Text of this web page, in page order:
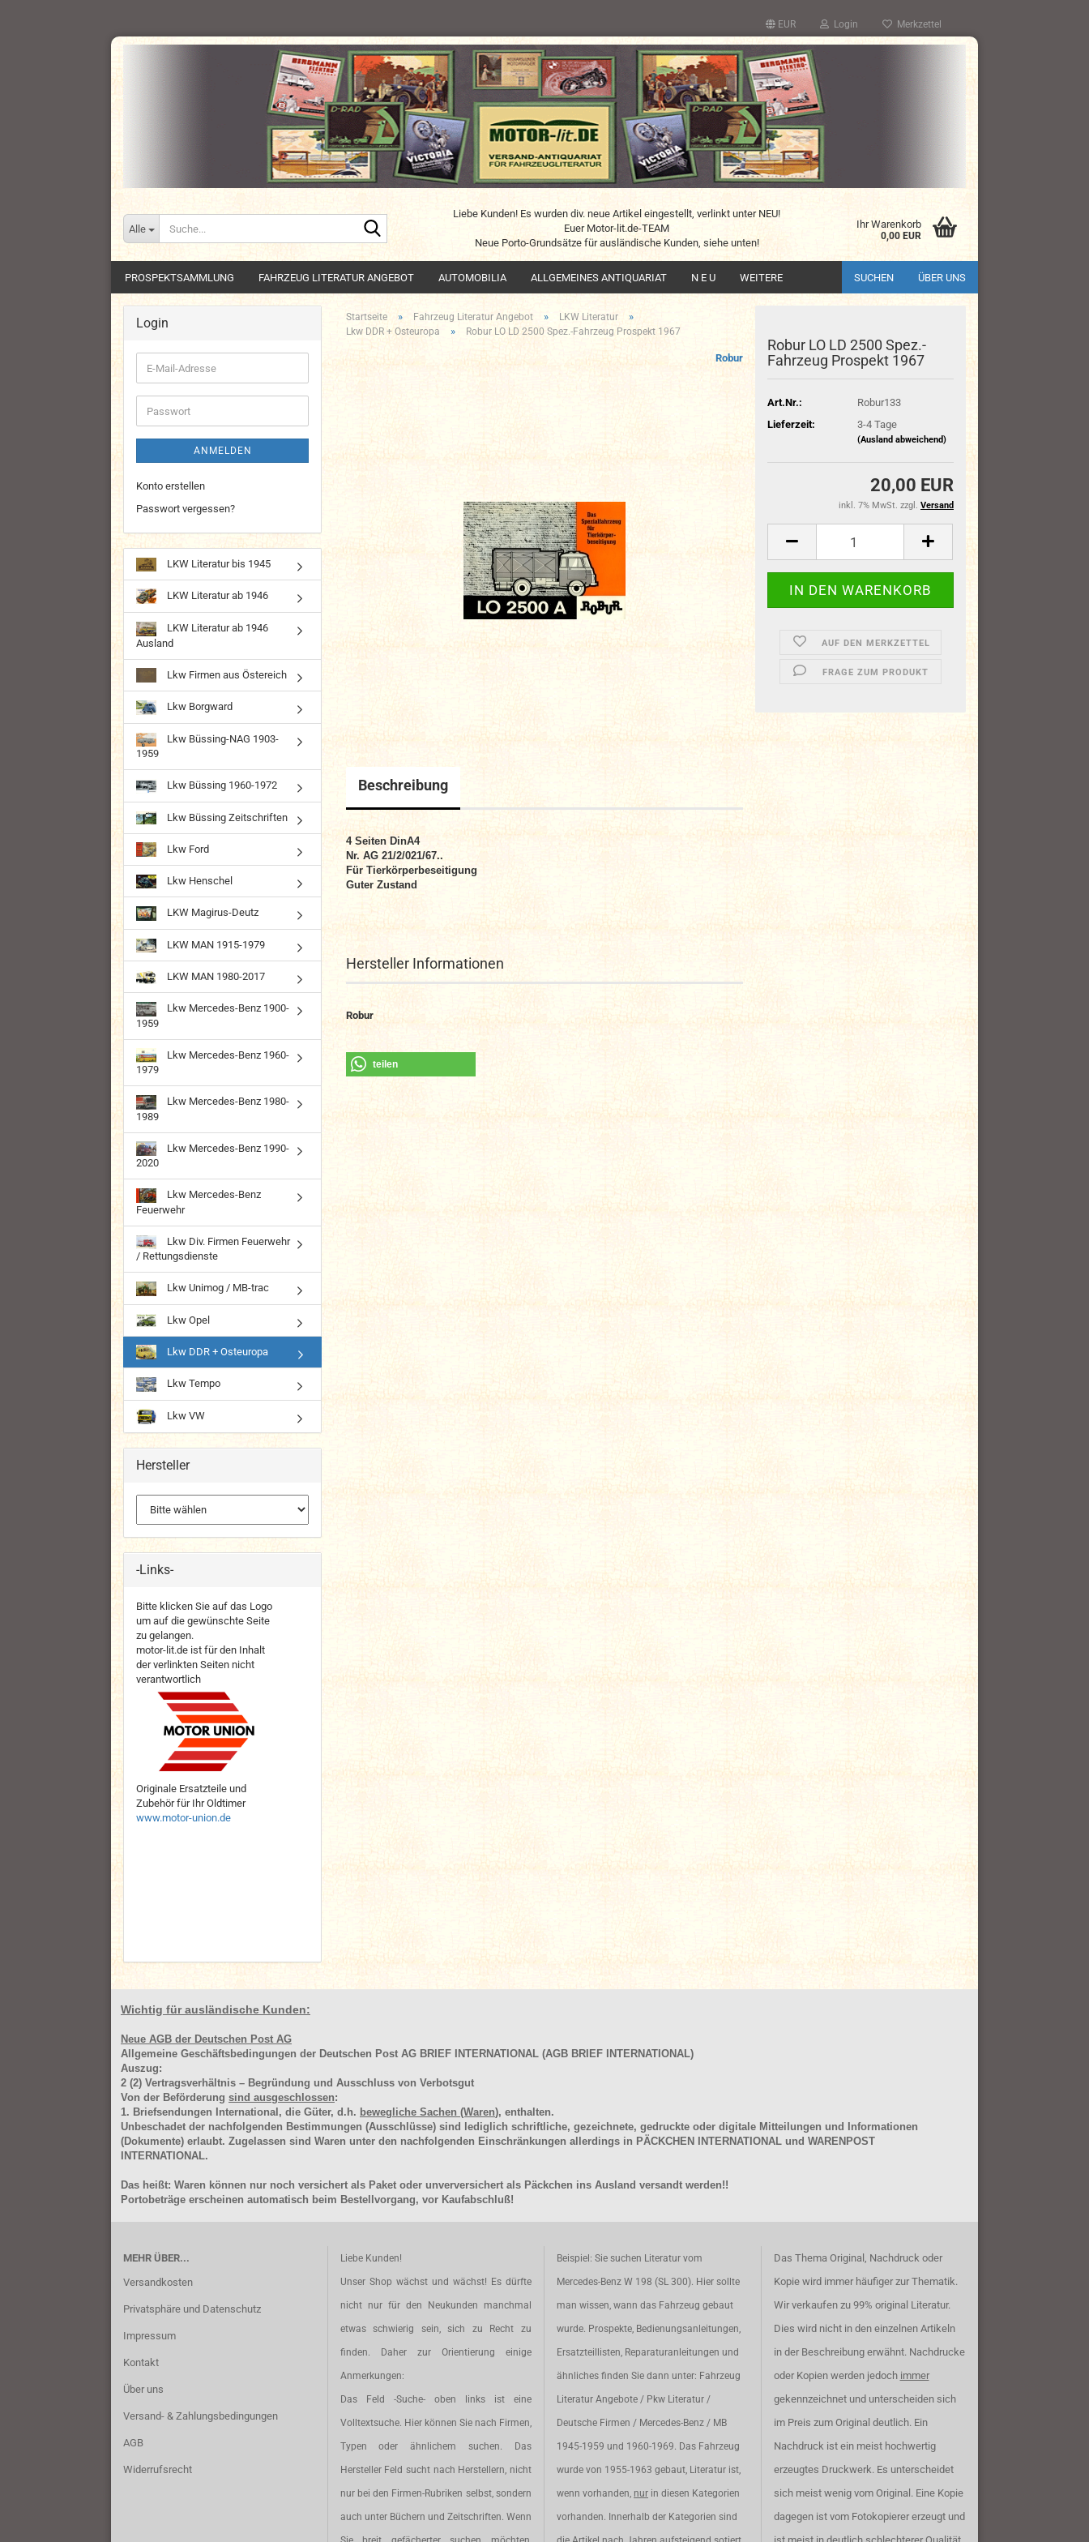
EUR Login Merkzettel
Alle
Liebe Kunden! Es wurden div. neue Artikel eingestellt, verlinkt unter NEU!
Euer Motor-lit.de-TEAM
Neue Porto-Grundsätze für ausländische Kunden, siehe unten!
Ihr Warenkorb
0,00 EUR
PROSPEKTSAMMLUNG FAHRZEUG LITERATUR ANGEBOT AUTOMOBILIA ALLGEMEINES ANTIQUARIAT N E U SUCHEN ÜBER UNS
WEITERE
Startseite » Fahrzeug Literatur Angebot » LKW Literatur »
Lkw DDR + Osteuropa » Robur LO LD 2500 Spez.-Fahrzeug Prospekt 1967
Robur
Robur LO LD 2500 Spez.-
Fahrzeug Prospekt 1967
Art.Nr.:
Robur133
Lieferzeit:
3-4 Tage
(Ausland abweichend)
20,00 EUR
inkl. 7% MwSt. zzgl. Versand
AUF DEN MERKZETTEL
FRAGE ZUM PRODUKT
Beschreibung
4 Seiten DinA4
Nr. AG 21/2/021/67..
Für Tierkörperbeseitigung
Guter Zustand
Hersteller Informationen
Robur
teilen
Login
E-
Mail-
Adresse
Passwort
ANMELDEN
Konto erstellen
Passwort vergessen?
LKW Literatur bis 1945
LKW Literatur ab 1946
LKW Literatur ab 1946
Ausland
Lkw Firmen aus Östereich
Lkw Borgward
Lkw Büssing-NAG 1903-
1959
Lkw Büssing 1960-1972
Lkw Büssing Zeitschriften
Lkw Ford
Lkw Henschel
LKW Magirus-Deutz
LKW MAN 1915-1979
LKW MAN 1980-2017
Lkw Mercedes-Benz 1900-
1959
Lkw Mercedes-Benz 1960-
1979
Lkw Mercedes-Benz 1980-
1989
Lkw Mercedes-Benz 1990-
2020
Lkw Mercedes-Benz
Feuerwehr
Lkw Div. Firmen Feuerwehr
/ Rettungsdienste
Lkw Unimog / MB-trac
Lkw Opel
Lkw DDR + Osteuropa
Lkw Tempo
Lkw VW
Hersteller
-Links-
Bitte klicken Sie auf das Logo
um auf die gewünschte Seite
zu gelangen.
motor-lit.de ist für den Inhalt
der verlinkten Seiten nicht
verantwortlich
Originale Ersatzteile und
Zubehör für Ihr Oldtimer
www.motor-union.de
Wichtig für ausländische Kunden:
Neue AGB der Deutschen Post AG
Allgemeine Geschäftsbedingungen der Deutschen Post AG BRIEF INTERNATIONAL (AGB BRIEF INTERNATIONAL)
Auszug:
2 (2) Vertragsverhältnis – Begründung und Ausschluss von Verbotsgut
Von der Beförderung sind ausgeschlossen:
1. Briefsendungen International, die Güter, d.h. bewegliche Sachen (Waren), enthalten.
Unbeschadet der nachfolgenden Bestimmungen (Ausschlüsse) sind lediglich schriftliche, gezeichnete, gedruckte oder digitale Mitteilungen und Informationen
(Dokumente) erlaubt. Zugelassen sind Waren unter den nachfolgenden Einschränkungen allerdings in PÄCKCHEN INTERNATIONAL und WARENPOST
INTERNATIONAL.
Das heißt: Waren können nur noch versichert als Paket oder unverversichert als Päckchen ins Ausland versandt werden!!
Portobeträge erscheinen automatisch beim Bestellvorgang, vor Kaufabschluß!
MEHR ÜBER...
Versandkosten
Privatsphäre und Datenschutz
Impressum
Kontakt
Über uns
Versand- & Zahlungsbedingungen
AGB
Widerrufsrecht
Liebe Kunden!
Unser Shop wächst und wächst! Es dürfte
nicht nur für den Neukunden manchmal
etwas schwierig sein, sich zu Recht zu
finden. Daher zur Orientierung einige
Anmerkungen:
Das Feld -Suche- oben links ist eine
Volltextsuche. Hier können Sie nach Firmen,
Typen oder ähnlichem suchen. Das
Hersteller Feld sucht nach Herstellern, nicht
nur bei den Firmen-Rubriken selbst, sondern
auch unter Büchern und Zeitschriften. Wenn
Beispiel: Sie suchen Literatur vom
Mercedes-Benz W 198 (SL 300). Hier sollte
man wissen, wann das Fahrzeug gebaut
wurde. Prospekte, Bedienungsanleitungen,
Ersatzteillisten, Reparaturanleitungen und
ähnliches finden Sie dann unter: Fahrzeug
Literatur Angebote / Pkw Literatur /
Deutsche Firmen / Mercedes-Benz / MB
1945-1959 und 1960-1969. Das Fahrzeug
wurde von 1955-1963 gebaut, Literatur ist,
wenn vorhanden, nur in diesen Kategorien
vorhanden. Innerhalb der Kategorien sind
Das Thema Original, Nachdruck oder
Kopie wird immer häufiger zur Thematik.
Wir verkaufen zu 99% original Literatur.
Dies wird nicht in den einzelnen Artikeln
in der Beschreibung erwähnt. Nachdrucke
oder Kopien werden jedoch immer
gekennzeichnet und unterscheiden sich
im Preis zum Original deutlich. Ein
Nachdruck ist ein meist hochwertig
erzeugtes Druckwerk. Es unterscheidet
sich meist wenig vom Original. Eine Kopie
dagegen ist vom Fotokopierer erzeugt und